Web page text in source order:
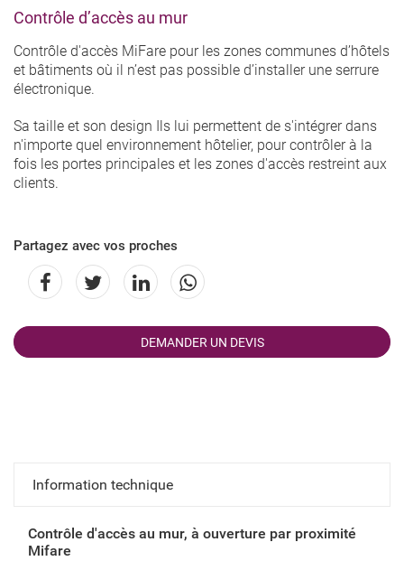
Contrôle d’accès au mur
Contrôle d'accès MiFare pour les zones communes d’hôtels
et bâtiments où il n’est pas possible d’installer une serrure
électronique.
Sa taille et son design Ils lui permettent de s'intégrer dans
n'importe quel environnement hôtelier, pour contrôler à la
fois les portes principales et les zones d'accès restreint aux
clients.
Partagez avec vos proches
DEMANDER UN DEVIS
Information technique
Contrôle d'accès au mur, à ouverture par proximité
Mifare